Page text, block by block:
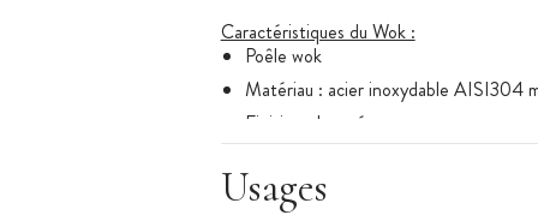
Caractéristiques du Wok :
Poêle wok
Matériau : acier inoxydable AISI304
Finition : brossée
Hauteur : 13,5 cm
Usages